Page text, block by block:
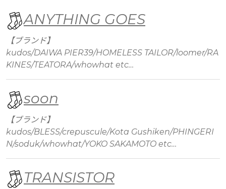
ANYTHING GOES
【ブランド】
kudos/DAIWA PIER39/HOMELESS TAILOR/loomer/RA
KINES/TEATORA/whowhat etc…
soon
【ブランド】
kudos/BLESS/crepuscule/Kota Gushiken/PHINGERI
N/soduk/whowhat/YOKO SAKAMOTO etc…
TRANSISTOR